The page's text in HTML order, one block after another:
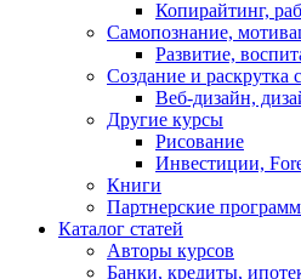
Копирайтинг,
Самопознание,
Развитие,
Создание и раскрутка
Веб-дизайн,
Другие курсы
Рисование
Инвестиции,
Книги
Партнерские
Каталог статей
Авторы курсов
Банки, кредиты,